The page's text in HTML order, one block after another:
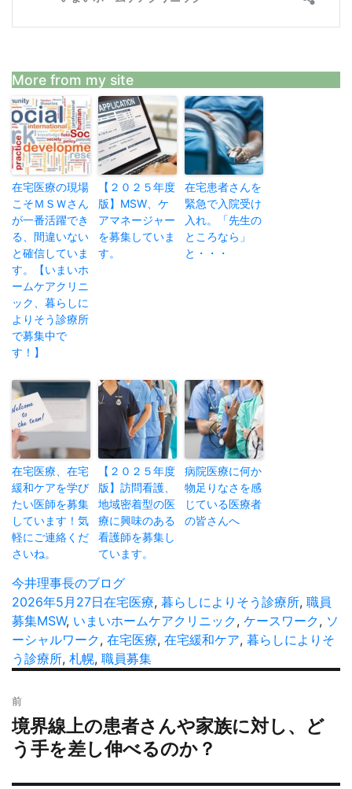
More from my site
在宅医療の現場
こそＭＳＷさん
が一番活躍でき
る、間違いない
と確信していま
す。【いまいホ
ームケアクリニ
ック、暮らしに
よりそう診療所
で募集中で
す！】
【２０２５年度
版】MSW、ケ
アマネージャー
を募集していま
す。
在宅患者さんを
緊急で入院受け
入れ。「先生の
ところなら」
と・・・
在宅医療、在宅
緩和ケアを学び
たい医師を募集
しています！気
軽にご連絡くだ
さいね。
【２０２５年度
版】訪問看護、
地域密着型の医
療に興味のある
看護師を募集し
ています。
病院医療に何か
物足りなさを感
じている医療者
の皆さんへ
投
稿
者
今井理事長のブログ
投
稿
日:
2026年5月27日カ
テ
ゴ
リ
在宅医療, 暮らしによりそう診療所, 職員
募集タ
グ
MSW, いまいホームケアクリニック, ケースワーク, ソ
ーシャルワーク, 在宅医療, 在宅緩和ケア, 暮らしによりそ
う診療所, 札幌, 職員募集
稿
ナ
ビ
前
過
去
の
投
境界線上の患者さんや家族に対し、ど
う手を差し伸べるのか？